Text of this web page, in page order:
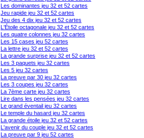
Les dominantes jeu 32 et 52 cartes
Jeu rapide jeu 32 et 52 cartes
Jeu des 4 dix jeu 32 et 52 cartes
L'Étoile octagonale jeu 32 et 52 cartes
Les quatre colonnes jeu 32 cartes
Les 15 cases jeu 52 cartes
La lettre jeu 32 et 52 cartes
La grande surprise jeu 32 et 52 cartes
Les 3 paquets jeu 32 cartes
Les 5 jeu 32 cartes
La preuve par 30 jeu 32 cartes
Les 3 coupes jeu 32 cartes
La 7ème carte jeu 32 cartes
Lire dans les pensées jeu 32 cartes
Le grand éventail jeu 32 cartes
Le temple du hasard jeu 32 cartes
La grande étoile jeu 32 et 52 cartes
L'avenir du couple jeu 32 et 52 cartes
La preuve par 9 jeu 52 cartes